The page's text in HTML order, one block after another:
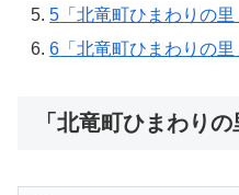
5 「北竜町ひまわりの
6 「北竜町ひまわりの
「北竜町ひまわり